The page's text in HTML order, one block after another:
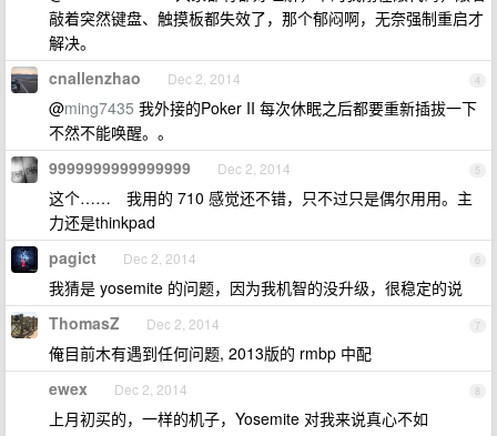
敲着突然键盘、触摸板都失效了，那个郁闷啊，无奈强制重启才
解决。
4
cnallenzhao Dec 2, 2014
@ming7435 我外接的Poker II 每次休眠之后都要重新插拔一下
不然不能唤醒。。
5
9999999999999999 Dec 2, 2014
这个…… 我用的 710 感觉还不错，只不过只是偶尔用用。主
力还是thinkpad
6
pagict Dec 2, 2014
我猜是 yosemite 的问题，因为我机智的没升级，很稳定的说
7
ThomasZ Dec 2, 2014
俺目前木有遇到任何问题, 2013版的 rmbp 中配
8
ewex Dec 2, 2014
上月初买的，一样的机子，Yosemite 对我来说真心不如